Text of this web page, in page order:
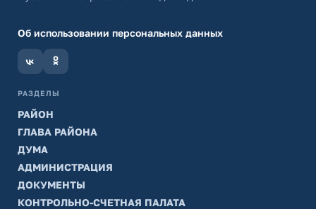
Об использовании персональных данных
РАЗДЕЛЫ
РАЙОН
ГЛАВА РАЙОНА
ДУМА
АДМИНИСТРАЦИЯ
ДОКУМЕНТЫ
КОНТРОЛЬНО-СЧЕТНАЯ ПАЛАТА